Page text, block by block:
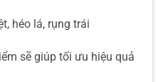
héo lá, rụng trái
sẽ giúp tối ưu hiệu quả